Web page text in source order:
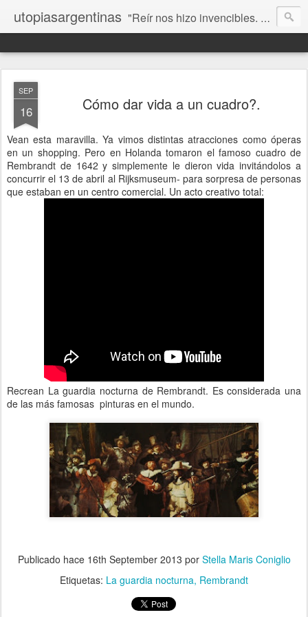
utopiasargentinas "Reír nos hizo invencibles. No como los que siempre ganan, sino como aquellos que no se rinden”. Frida Kahlo
SEP
16 Cómo dar vida a un cuadro?.
Vean esta maravilla. Ya vimos distintas atracciones como óperas
en un shopping. Pero en Holanda tomaron el famoso cuadro de
Rembrandt de 1642 y simplemente le dieron vida invitándolos a
concurrir el 13 de abril al Rijksmuseum- para sorpresa de personas
que estaban en un centro comercial. Un acto creativo total:
Recrean La guardia nocturna de Rembrandt. Es considerada una
de las más famosas pinturas en el mundo.
Publicado hace 16th September 2013 por Stella Maris Coniglio
Etiquetas: La guardia nocturna Rembrandt